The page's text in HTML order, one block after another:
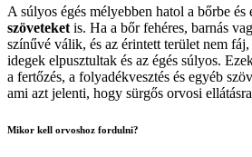
A súlyos égés mélyebben hatol a bőrbe és
szöveteketis. Ha a bőr fehéres, barnás
színűvé válik, és az érintett terület nem
idegek elpusztultak és az égés súlyos.
a fertőzés, a folyadékvesztés és egyéb
ami azt jelenti, hogy sürgős orvosi
Mikor kell orvoshoz fordulni?